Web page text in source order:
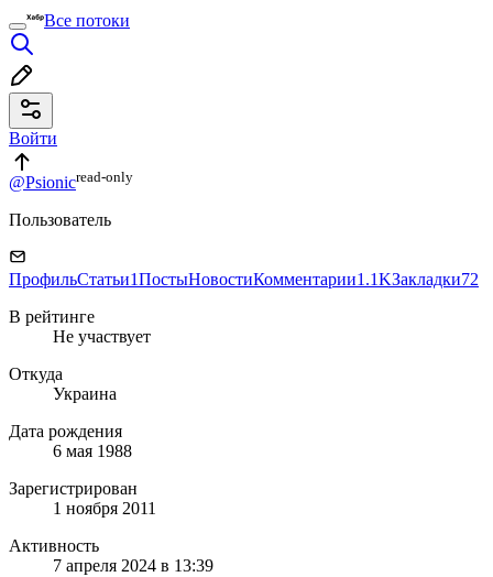
Все потоки
Войти
@Psionicread⁠-⁠only
Пользователь
ПрофильСтатьи1ПостыНовостиКомментарии1.1KЗакладки72
В рейтинге
Не участвует
Откуда
Украина
Дата рождения
6 мая 1988
Зарегистрирован
1 ноября 2011
Активность
7 апреля 2024 в 13:39